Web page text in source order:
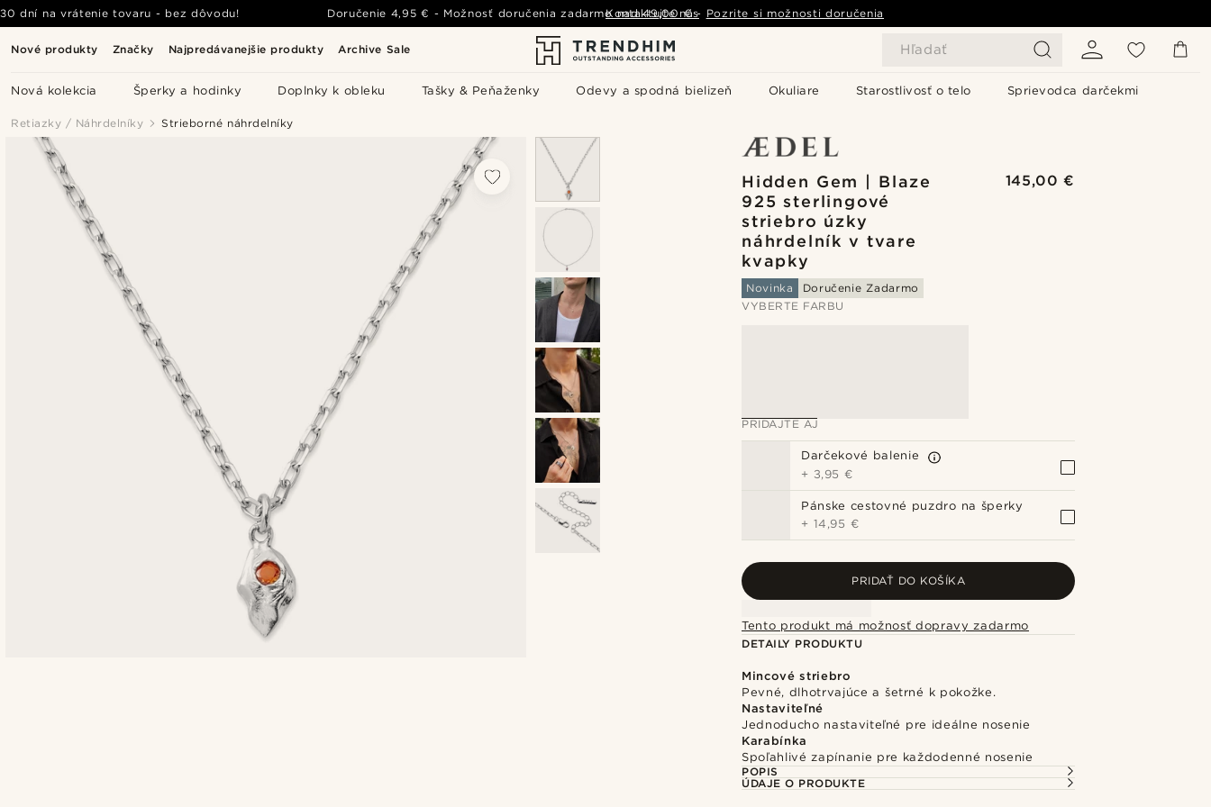
Nové produkty Značky Najpredávanejšie produkty Archive Sale Hľadať
Nová kolekcia Šperky a hodinky Doplnky k obleku Tašky & Peňaženky Odevy a spodná bielizeň Okuliare Starostlivosť o telo Sprievodca darčekmi
30 dní na vrátenie tovaru - bez dôvodu! Doručenie 4,95 € - Možnosť doručenia zadarmo nad 49,00 € - Pozrite si možnosti doručenia
Kontaktujte nás
Retiazky / Náhrdelníky Strieborné náhrdelníky
Hidden Gem | Blaze
925 sterlingové
striebro úzky
náhrdelník v tvare
kvapky
145,00 €
Novinka
Doručenie Zadarmo
VYBERTE FARBU
PRIDAJTE AJ
Darčekové balenie
+ 3,95 €
Pánske cestovné puzdro na šperky
+ 14,95 €
PRIDAŤ DO KOŠÍKA
Tento produkt má možnosť dopravy zadarmo
DETAILY PRODUKTU
Mincové striebro
Pevné, dlhotrvajúce a šetrné k pokožke.
Nastaviteľné
Jednoducho nastaviteľné pre ideálne nosenie
Karabínka
Spoľahlivé zapínanie pre každodenné nosenie
POPIS
ÚDAJE O PRODUKTE